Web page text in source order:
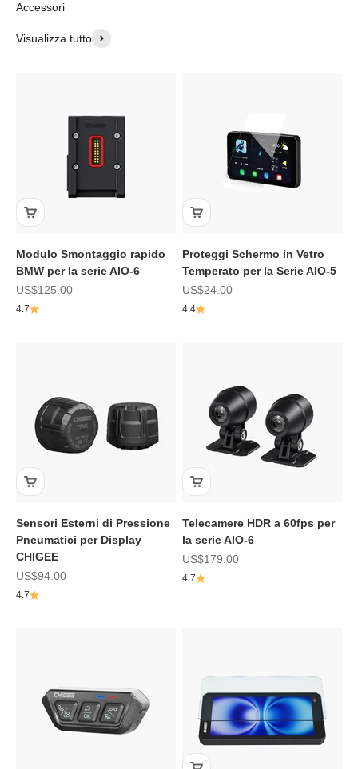
Visualizza tutto
Modulo Smontaggio rapido
BMW per la serie AIO-6
Prezzo scontato
US$125.00
4.7
Proteggi Schermo in Vetro
Temperato per la Serie AIO-5
Prezzo scontato
US$24.00
4.4
Sensori Esterni di Pressione
Pneumatici per Display
CHIGEE
Prezzo scontato
US$94.00
4.7
Telecamere HDR a 60fps per
la serie AIO-6
Prezzo scontato
US$179.00
4.7